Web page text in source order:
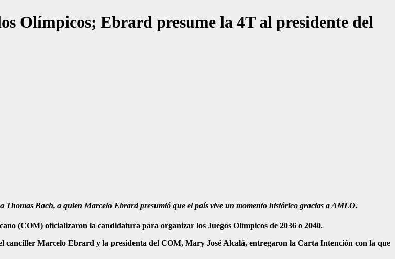
Olímpicos; Ebrard presume la 4T al presidente del
Bach, a quien Marcelo Ebrard presumió que el país vive un momento histórico gracias a AMLO.
(COM) oficializaron la candidatura para organizar los Juegos Olímpicos de 2036 o 2040.
canciller Marcelo Ebrard y la presidenta del COM, Mary José Alcalá, entregaron la Carta Intención con la que